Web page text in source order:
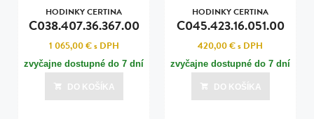
HODINKY CERTINA
C038.407.36.367.00
1 065,00 €s DPH
zvyčajne dostupné do 7 dní
DO KOŠÍKA
HODINKY CERTINA
C045.423.16.051.00
420,00 €s DPH
zvyčajne dostupné do 7 dní
DO KOŠÍKA